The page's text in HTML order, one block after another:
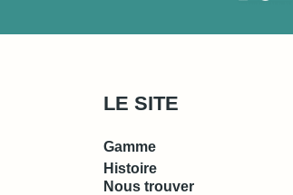
LE SITE
Gamme
Histoire
Nous trouver